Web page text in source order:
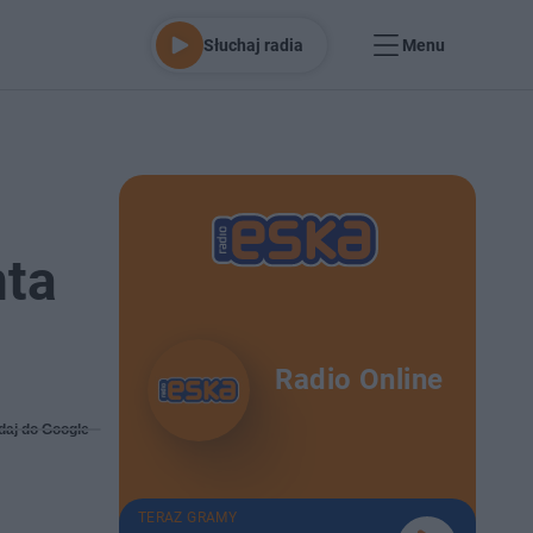
Słuchaj radia Menu
do Google
Radio Online
TERAZ GRAMY